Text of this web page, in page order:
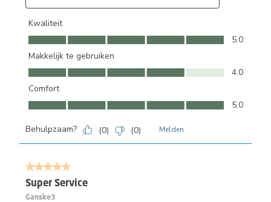
Kwaliteit
Kwaliteit, 5.0 van 5
5.0
Makkelijk te gebruiken
Makkelijk te gebruiken, 4.0 van 5
4.0
Comfort
Comfort, 5.0 van 5
5.0
Behulpzaam? (0) (0) Melden
5 van 5 sterren.
Super Service
Ganske3